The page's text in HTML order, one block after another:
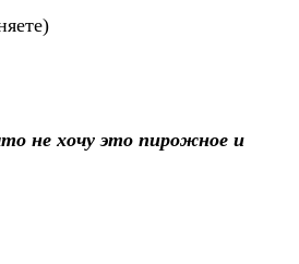
не хочу это пирожное и